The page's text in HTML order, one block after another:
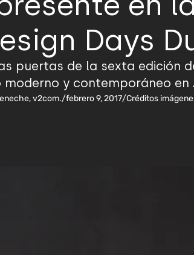
Days
puertas de la sexta edición
y contemporáneo
v2com./febrero 9, 2017/Créditos